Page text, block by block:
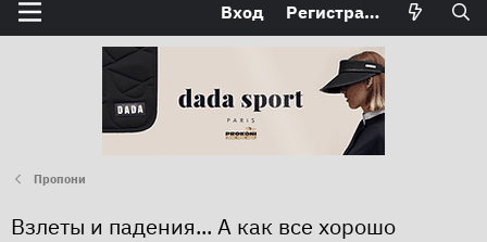
ю
Вход Регистрация
Пропони
Взлеты и падения... А как все хорошо